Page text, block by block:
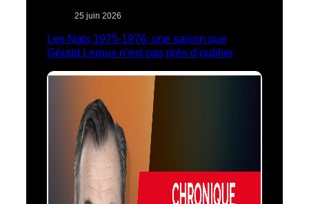
25 juin 2026
Les Nats 1975-1976: une saison que
Gérald Leroux n’est pas près d’oublier